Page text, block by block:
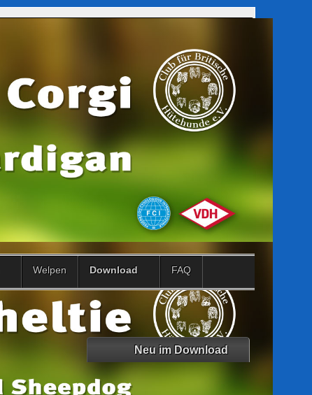
Welpen Download FAQ
Neu im Download
Die 5 neusten Downloads
05 VDH Breed Specific ...